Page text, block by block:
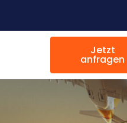
Jetzt
anfragen